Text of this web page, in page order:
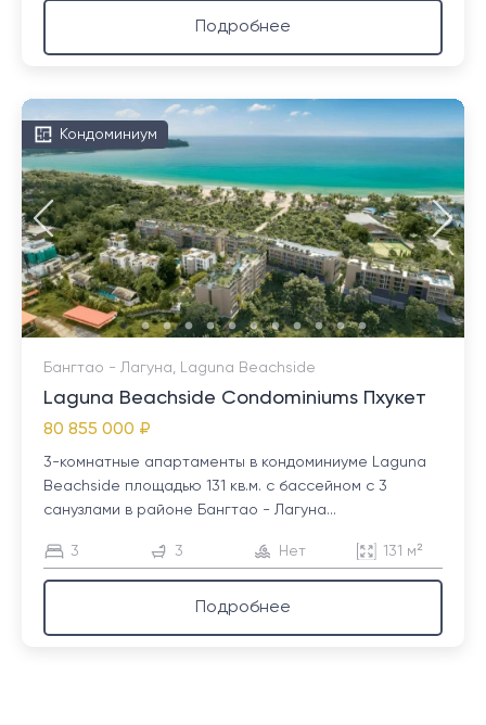
Подробнее
Кондоминиум
Бангтао - Лагуна, Laguna Beachside
Laguna Beachside Condominiums Пхукет
80 855 000 ₽
3-комнатные апартаменты в кондоминиуме Laguna
Beachside площадью 131 кв.м. с бассейном с 3
санузлами в районе Бангтао - Лагуна...
3 3 Нет 131 м²
Подробнее